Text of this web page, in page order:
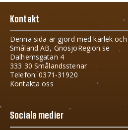
Kontakt
Denna sida är gjord med kärlek
Småland AB, GnosjoRegion.se
Dalhemsgatan 4
333 30 Smålandsstenar
Telefon: 0371-31920
Kontakta oss
Sociala medier